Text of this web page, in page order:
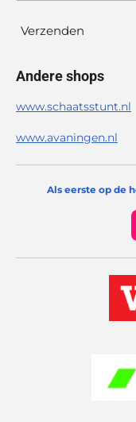
Verzenden
Andere shops
www.schaatsstunt.nl
www.avaningen.nl
Als eerste op de